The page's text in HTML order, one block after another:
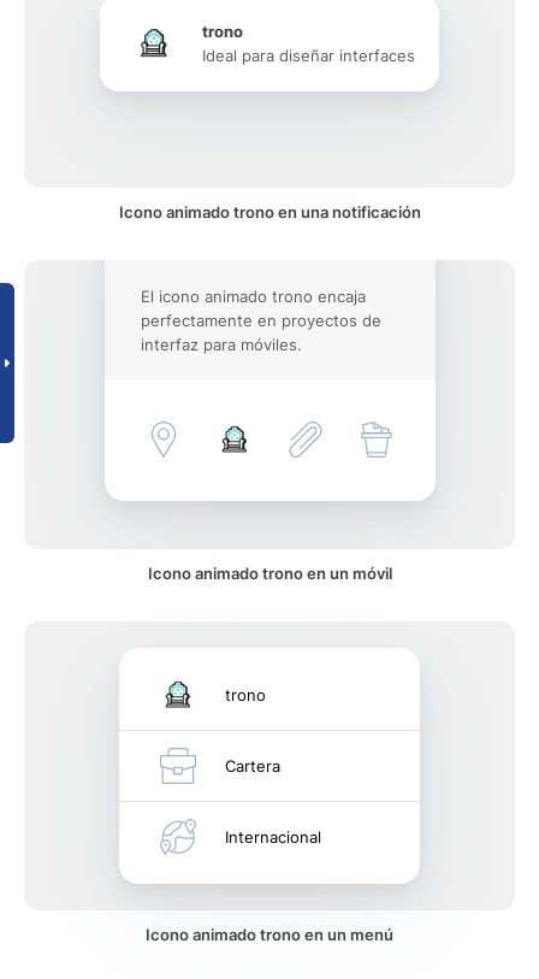
trono
Ideal para diseñar interfaces
Icono animado trono en una notificación
El icono animado trono encaja
perfectamente en proyectos de
interfaz para móviles.
Icono animado trono en un móvil
trono
Cartera
Internacional
Icono animado trono en un menú